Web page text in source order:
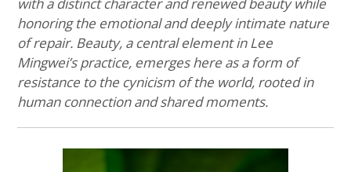
honoring the emotional and deeply intimate nature
of repair. Beauty, a central element in Lee
Mingwei’s practice, emerges here as a form of
resistance to the cynicism of the world, rooted in
human connection and shared moments.